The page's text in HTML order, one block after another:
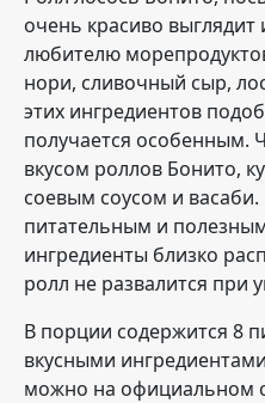
очень красиво
любителю
нори, сливочный сыр,
этих ингредиентов
получается особенным.
вкусом роллов Бонито,
соевым соусом и
питательным и
ингредиенты близко
ролл не развалится при
В порции содержится 8
вкусными
можно на официальном